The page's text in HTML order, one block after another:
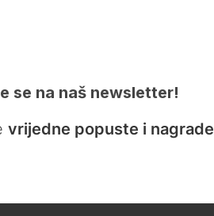
se na naš newsletter!
vrijedne popuste i nagrade